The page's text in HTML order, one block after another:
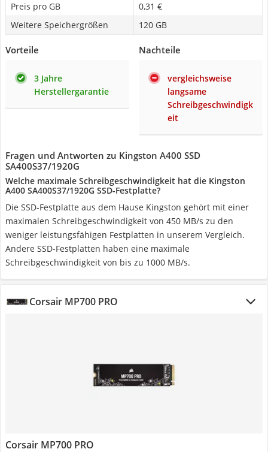
Preis pro GB
0,31 €
Weitere Speichergrößen
120 GB
Vorteile
3 Jahre
Herstellergarantie
Nachteile
vergleichsweise
langsame
Schreibgeschwindigk
eit
Fragen und Antworten zu Kingston A400 SSD
SA400S37/1920G
Welche maximale Schreibgeschwindigkeit hat die Kingston
A400 SA400S37/1920G SSD-Festplatte?
Die SSD-Festplatte aus dem Hause Kingston gehört mit einer
maximalen Schreibgeschwindigkeit von 450 MB/s zu den
weniger leistungsfähigen Festplatten in unserem Vergleich.
Andere SSD-Festplatten haben eine maximale
Schreibgeschwindigkeit von bis zu 1000 MB/s.
Corsair MP700 PRO
Corsair MP700 PRO